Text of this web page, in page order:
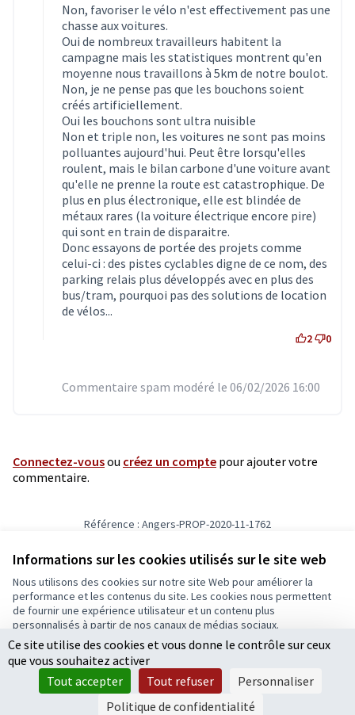
Informations sur les cookies utilisés sur le site web
Nous utilisons des cookies sur notre site Web pour améliorer la
performance et les contenus du site. Les cookies nous permettent
de fournir une expérience utilisateur et un contenu plus
personnalisés à partir de nos canaux de médias sociaux.
Tout accepter
Accepter seulement les cookies essentiels
Paramètres
Non, favoriser le vélo n'est effectivement pas une
chasse aux voitures.
Oui de nombreux travailleurs habitent la
campagne mais les statistiques montrent qu'en
moyenne nous travaillons à 5km de notre boulot.
Non, je ne pense pas que les bouchons soient
créés artificiellement.
Oui les bouchons sont ultra nuisible
Non et triple non, les voitures ne sont pas moins
polluantes aujourd'hui. Peut être lorsqu'elles
roulent, mais le bilan carbone d'une voiture avant
qu'elle ne prenne la route est catastrophique. De
plus en plus électronique, elle est blindée de
métaux rares (la voiture électrique encore pire)
qui sont en train de disparaitre.
Donc essayons de portée des projets comme
celui-ci : des pistes cyclables digne de ce nom, des
parking relais plus développés avec en plus des
bus/tram, pourquoi pas des solutions de location
de vélos...
2 0
Commentaire spam modéré le 06/02/2026 16:00
Connectez-vousou créez un compte pour ajouter votre
commentaire.
Référence : Angers-PROP-2020-11-1762
Conditions d'utilisation
Paramètres des cookies
Ecrivons Angers sur X
(Lien externe)
Ecrivons Angers sur Facebook
(Lien externe)
logiciel libre Decidim .
Licence
(Lien
Ce site utilise des cookies et vous donne le contrôle sur ceux
que vous souhaitez activer
Tout accepter
Tout refuser
Personnaliser
Politique de confidentialité